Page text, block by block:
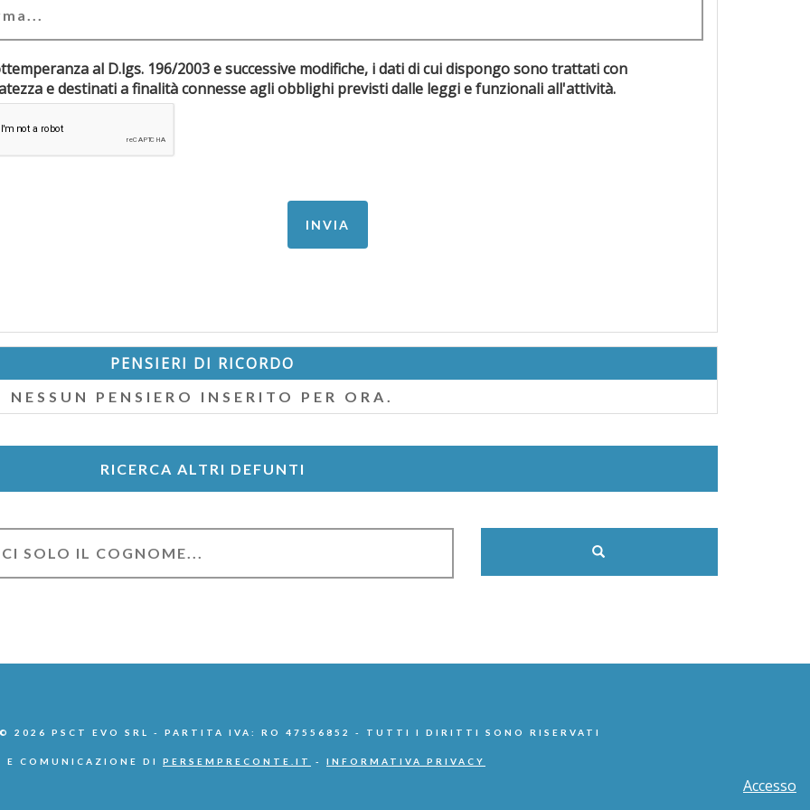
al D.lgs. 196/2003 e successive modifiche, i dati di cui dispongo sono trattati con
riservatezza e destinati a finalità connesse agli obblighi previsti dalle leggi e funzionali all'attività.
PENSIERI DI RICORDO
NESSUN PENSIERO INSERITO PER ORA.
RICERCA ALTRI DEFUNTI
2026 PSCT EVO SRL - PARTITA IVA: RO 47556852 - TUTTI I DIRITTI SONO RISERVATI
E COMUNICAZIONE DI PERSEMPRECONTE.IT - INFORMATIVA PRIVACY
Accesso